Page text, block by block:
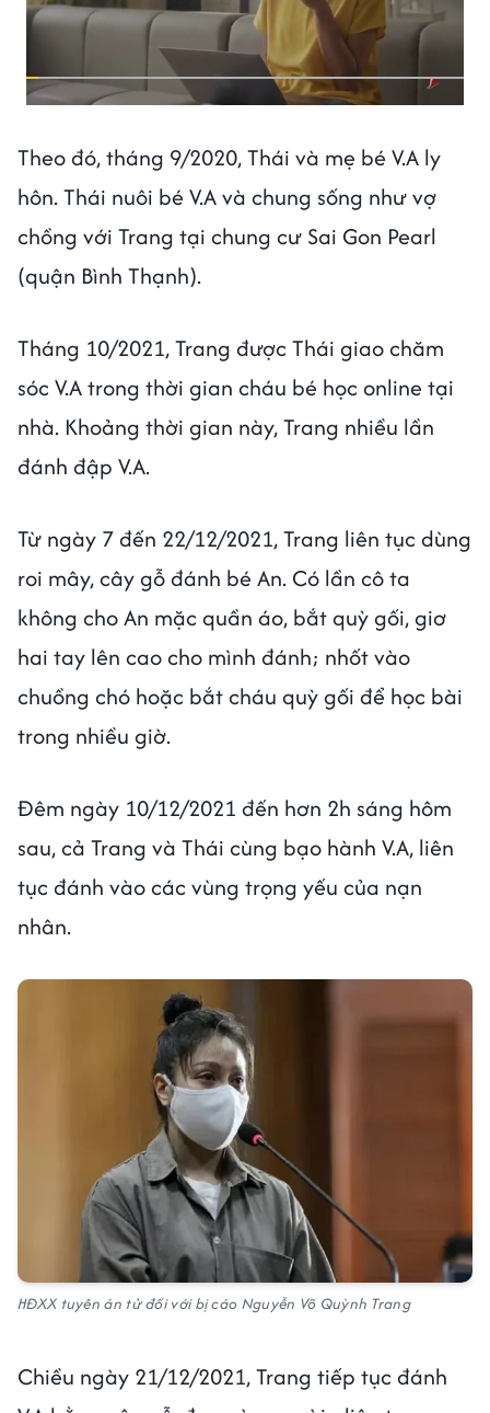
Theo đó, tháng 9/2020, Thái và mẹ bé V.A ly
hôn. Thái nuôi bé V.A và chung sống như vợ
chồng với Trang tại chung cư Sai Gon Pearl
(quận Bình Thạnh).
Tháng 10/2021, Trang được Thái giao chăm
sóc V.A trong thời gian cháu bé học online tại
nhà. Khoảng thời gian này, Trang nhiều lần
đánh đập V.A.
Từ ngày 7 đến 22/12/2021, Trang liên tục dùng
roi mây, cây gỗ đánh bé An. Có lần cô ta
không cho An mặc quần áo, bắt quỳ gối, giơ
hai tay lên cao cho mình đánh; nhốt vào
chuồng chó hoặc bắt cháu quỳ gối để học bài
trong nhiều giờ.
Đêm ngày 10/12/2021 đến hơn 2h sáng hôm
sau, cả Trang và Thái cùng bạo hành V.A, liên
tục đánh vào các vùng trọng yếu của nạn
nhân.
HĐXX tuyên án tử đối với bị cáo Nguyễn Võ Quỳnh Trang
Chiều ngày 21/12/2021, Trang tiếp tục đánh